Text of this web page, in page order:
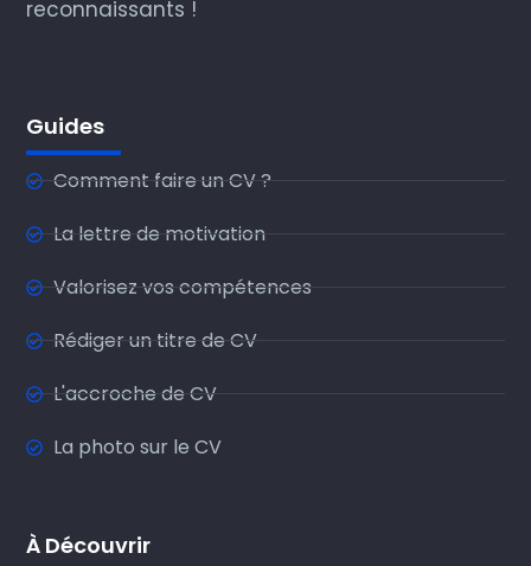
reconnaissants !
Guides
Comment faire un CV ?
La lettre de motivation
Valorisez vos compétences
Rédiger un titre de CV
L'accroche de CV
La photo sur le CV
À Découvrir